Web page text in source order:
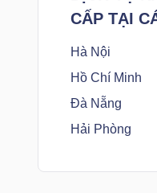
CẤP TẠI
Hà Nội
Hồ Chí Minh
Đà Nẵng
Hải Phòng